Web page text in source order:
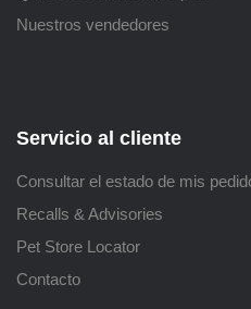
Nuestros vendedores
Servicio al cliente
Consultar el estado de mis
Recalls & Advisories
Pet Store Locator
Contacto